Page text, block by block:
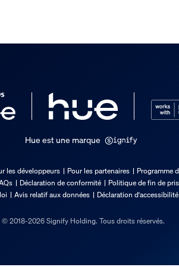
Hue est une marque
les développeurs Pour les partenaires Programme
Déclaration de conformité Politique de fin de
Avis relatif aux données Déclaration d'accessibilité
© 2018-2026 Signify Holding. Tous droits réservés.